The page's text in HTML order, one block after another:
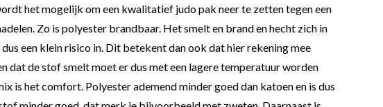
het mogelijk om een kwalitatief judo pak neer te zetten tegen een
Zo is polyester brandbaar. Het smelt en brand en hecht zich in
een klein risico in. Dit betekent dan ook dat hier rekening mee
dat de stof smelt moet er dus met een lagere temperatuur worden
is het comfort. Polyester ademend minder goed dan katoen en is dus